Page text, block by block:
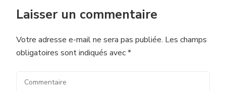
Laisser un commentaire
Votre adresse e-mail ne sera pas publiée. Les champs
obligatoires sont indiqués avec*